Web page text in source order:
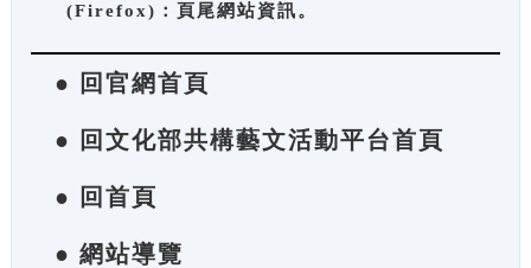
(Firefox)：頁尾網站資訊。
● 回官網首頁
● 回文化部共構藝文活動平台首頁
● 回首頁
● 網站導覽